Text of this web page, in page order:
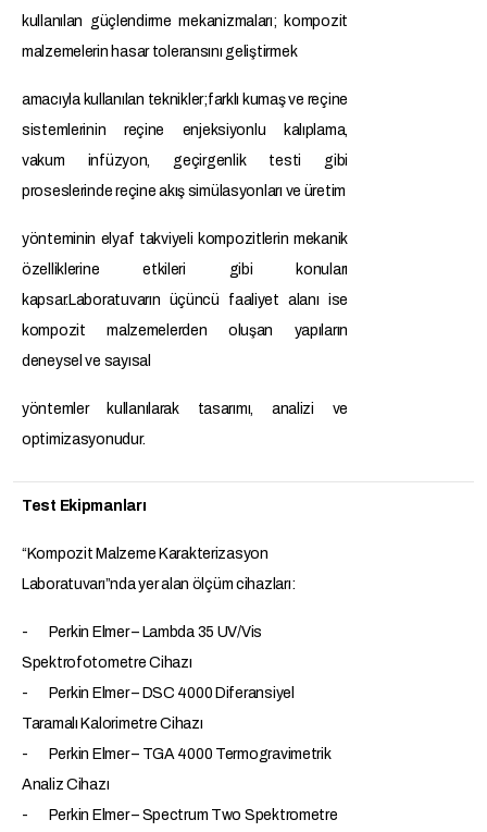
kullanılan güçlendirme mekanizmaları; kompozit
malzemelerin hasar toleransını geliştirmek
amacıyla kullanılan teknikler;farklı kumaş ve reçine
sistemlerinin reçine enjeksiyonlu kalıplama,
vakum infüzyon, geçirgenlik testi gibi
proseslerinde reçine akış simülasyonları ve üretim
yönteminin elyaf takviyeli kompozitlerin mekanik
özelliklerine etkileri gibi konuları
kapsar.Laboratuvarın üçüncü faaliyet alanı ise
kompozit malzemelerden oluşan yapıların
deneysel ve sayısal
yöntemler kullanılarak tasarımı, analizi ve
optimizasyonudur.
Test Ekipmanları
“Kompozit Malzeme Karakterizasyon
Laboratuvarı”nda yer alan ölçüm cihazları:
- Perkin Elmer – Lambda 35 UV/Vis
Spektrofotometre Cihazı
- Perkin Elmer – DSC 4000 Diferansiyel
Taramalı Kalorimetre Cihazı
- Perkin Elmer – TGA 4000 Termogravimetrik
Analiz Cihazı
- Perkin Elmer – Spectrum Two Spektrometre